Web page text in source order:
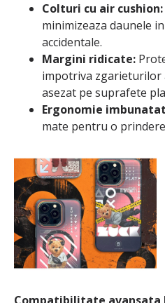
Colturi cu air cushion:
minimizeaza daunele
accidentale.
Margini ridicate:
impotriva zgarieturilor
asezat pe suprafete
Ergonomie
mate pentru o